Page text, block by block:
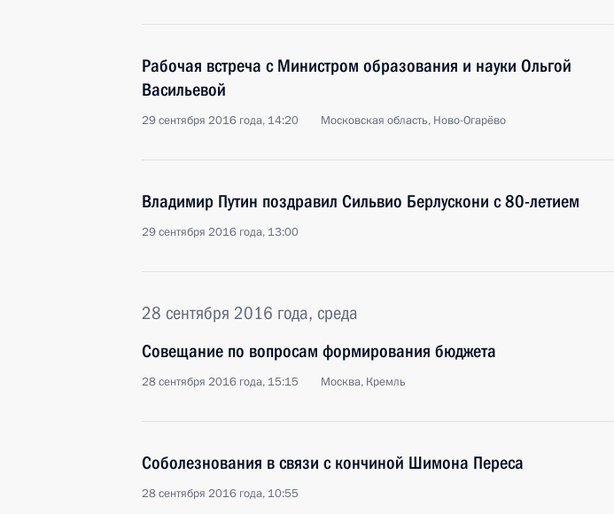
Рабочая встреча с Министром образования и науки Ольгой
Васильевой
29 сентября 2016 года, 14:20 Московская область, Ново-Огарёво
Владимир Путин поздравил Сильвио Берлускони с 80-летием
29 сентября 2016 года, 13:00
28 сентября 2016 года, среда
Совещание по вопросам формирования бюджета
28 сентября 2016 года, 15:15 Москва, Кремль
Соболезнования в связи с кончиной Шимона Переса
28 сентября 2016 года, 10:55